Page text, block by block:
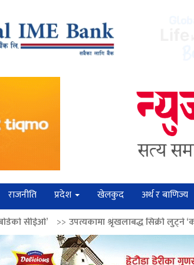
राजनीति प्रदेश खेलकुद अर्थ र बाणिज्य
उपत्यकामा श्रृंखलाबद्ध सिक्री लुट्ने ‘कर्मा समूह’का